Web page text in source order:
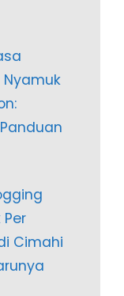
Nyamuk
Cimahi